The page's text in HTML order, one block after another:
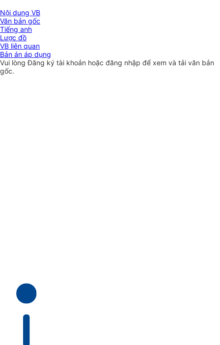
Nội dung VB
Văn bản gốc
Tiếng anh
Lược đồ
VB liên quan
Bản án áp dụng
Vui lòngĐăng ký tài khoản hoặc đăng nhập để xem và tải văn bản
gốc.